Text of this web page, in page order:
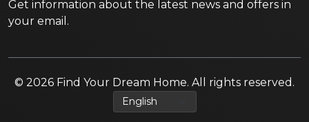
Get information about the latest news and offers in
your email.
© 2026 Find Your Dream Home. All rights reserved.